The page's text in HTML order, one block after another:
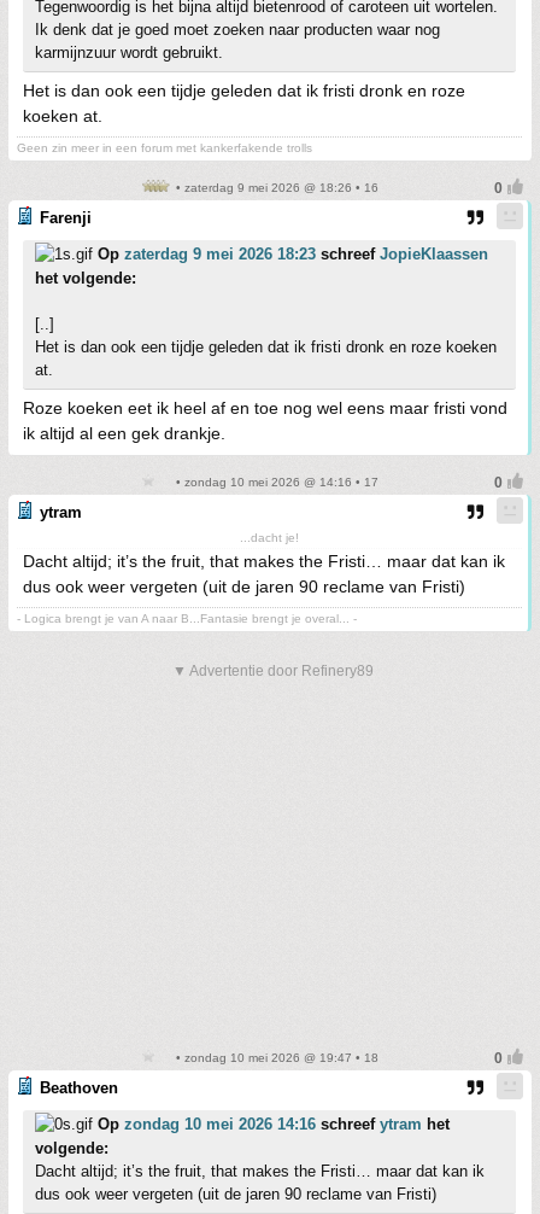
Tegenwoordig is het bijna altijd bietenrood of caroteen uit wortelen.
Ik denk dat je goed moet zoeken naar producten waar nog
karmijnzuur wordt gebruikt.
Het is dan ook een tijdje geleden dat ik fristi dronk en roze
koeken at.
Geen zin meer in een forum met kankerfakende trolls
• zaterdag 9 mei 2026 @ 18:26 • 16
Farenji
Op zaterdag 9 mei 2026 18:23 schreef JopieKlaassen
het volgende:
[..]
Het is dan ook een tijdje geleden dat ik fristi dronk en roze koeken
at.
Roze koeken eet ik heel af en toe nog wel eens maar fristi vond
ik altijd al een gek drankje.
• zondag 10 mei 2026 @ 14:16 • 17
ytram
...dacht je!
Dacht altijd; it’s the fruit, that makes the Fristi… maar dat kan ik
dus ook weer vergeten (uit de jaren 90 reclame van Fristi)
- Logica brengt je van A naar B...Fantasie brengt je overal... -
▼ Advertentie door Refinery89
• zondag 10 mei 2026 @ 19:47 • 18
Beathoven
Op zondag 10 mei 2026 14:16 schreef ytram het
volgende:
Dacht altijd; it’s the fruit, that makes the Fristi… maar dat kan ik
dus ook weer vergeten (uit de jaren 90 reclame van Fristi)